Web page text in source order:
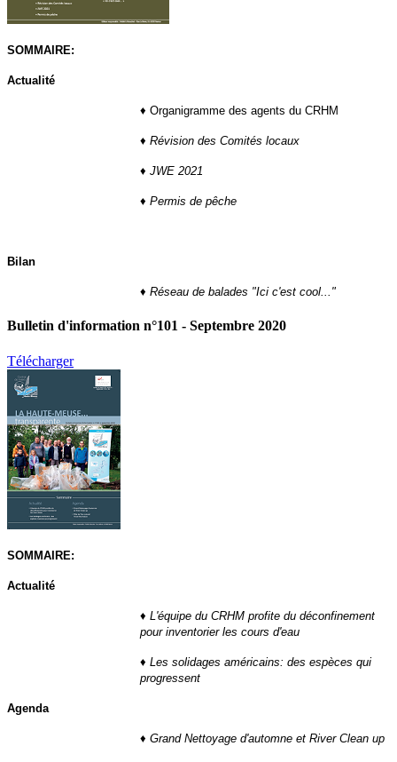
SOMMAIRE:
Actualité
♦ Organigramme des agents du CRHM
♦ Révision des Comités locaux
♦ JWE 2021
♦ Permis de pêche
Bilan
♦ Réseau de balades "Ici c'est cool..."
Bulletin d'information n°101 - Septembre 2020
Télécharger
SOMMAIRE:
Actualité
♦ L'équipe du CRHM profite du déconfinement
pour inventorier les cours d'eau
♦ Les solidages américains: des espèces qui
progressent
Agenda
♦ Grand Nettoyage d'automne et River Clean up